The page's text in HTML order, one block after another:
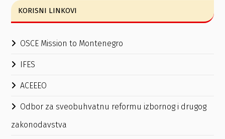
KORISNI LINKOVI
OSCE Mission to Montenegro
IFES
ACEEEO
Odbor za sveobuhvatnu reformu izbornog i drugog
zakonodavstva